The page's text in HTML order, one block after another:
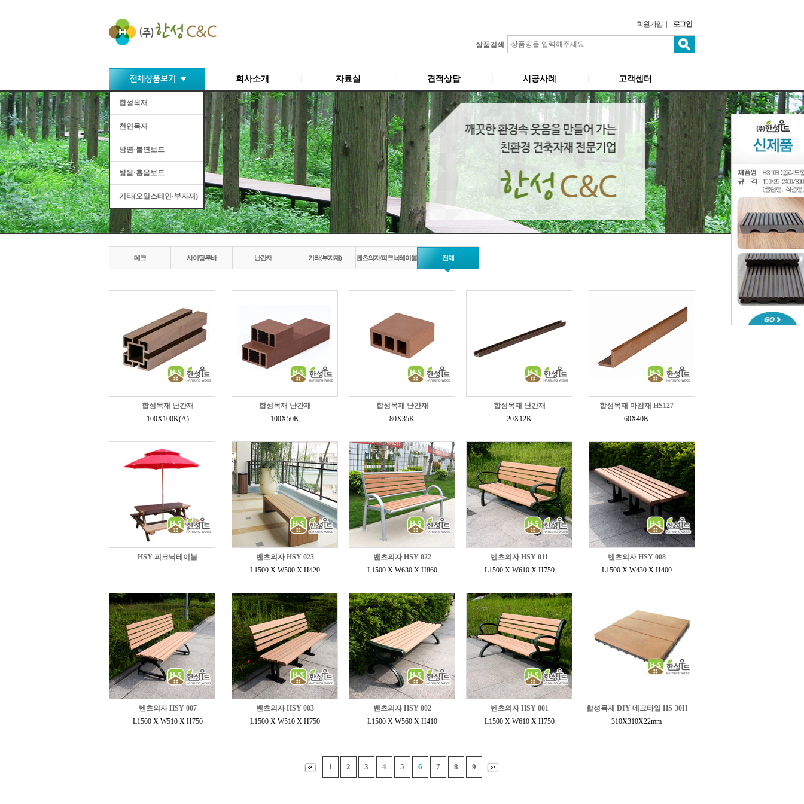
회원가입 로그인
상품검색
회사소개 자료실 견적상담 시공사례 고객센터
합성목재
천연목재
방염·불연보드
방음·흡음보드
기타(오일스테인·부자재)
데크 사이딩루바 난간재 기타(부자재) 벤츠의자/피크닉테이블 전체
합성목재 난간재
100X100K(A)
합성목재 난간재
100X50K
합성목재 난간재
80X35K
합성목재 난간재
20X12K
합성목재 마감재 HS127
60X40K
HSY-피크닉테이블
벤츠의자 HSY-023
L1500 X W500 X H420
벤츠의자 HSY-022
L1500 X W630 X H860
벤츠의자 HSY-011
L1500 X W610 X H750
벤츠의자 HSY-008
L1500 X W430 X H400
벤츠의자 HSY-007
L1500 X W510 X H750
벤츠의자 HSY-003
L1500 X W510 X H750
벤츠의자 HSY-002
L1500 X W560 X H410
벤츠의자 HSY-001
L1500 X W610 X H750
합성목재 DIY 데크타일 HS-30H
310X310X22mm
1 2 3 4 5 6 7 8 9